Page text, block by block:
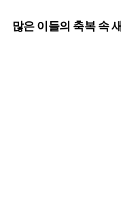
많은 이들의 축복 속